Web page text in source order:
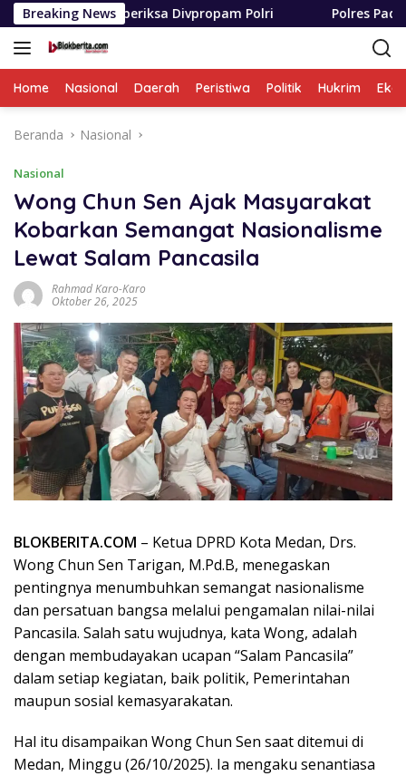
Langsung
ke
konten
Breaking News
Divpropam Polri Polres Padang Lawas
Home Nasional Daerah Peristiwa Politik Hukrim
Beranda Nasional
Nasional
Wong Chun Sen Ajak Masyarakat
Kobarkan Semangat Nasionalisme
Lewat Salam Pancasila
Rahmad Karo-Karo
Oktober 26, 2025
BLOKBERITA.COM – Ketua DPRD Kota Medan, Drs.
Wong Chun Sen Tarigan, M.Pd.B, menegaskan
pentingnya menumbuhkan semangat nasionalisme
dan persatuan bangsa melalui pengamalan nilai-nilai
Pancasila. Salah satu wujudnya, kata Wong, adalah
dengan membudayakan ucapan “Salam Pancasila”
dalam setiap kegiatan, baik politik, Pemerintahan
maupun sosial kemasyarakatan.
Hal itu disampaikan Wong Chun Sen saat ditemui di
Medan, Minggu (26/10/2025). Ia mengaku senantiasa